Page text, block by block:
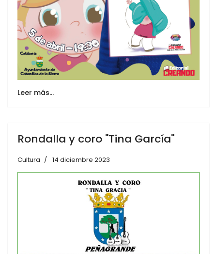
Leer más…
Rondalla y coro "Tina García"
Cultura 14 diciembre 2023